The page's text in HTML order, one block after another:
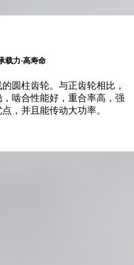
载力·高寿命
圆柱齿轮。与正齿轮相比，
啮合性能好，重合率高，强
，并且能传动大功率。